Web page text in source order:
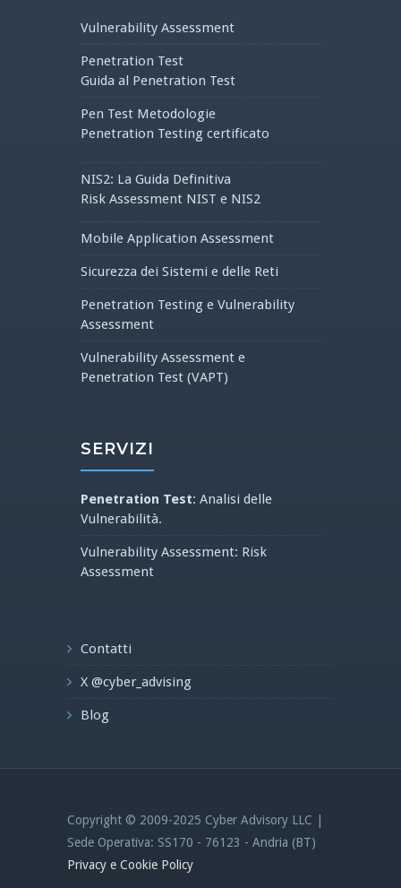
Vulnerability Assessment
Penetration Test
Guida al Penetration Test
Pen Test Metodologie
Penetration Testing certificato
NIS2: La Guida Definitiva
Risk Assessment NIST e NIS2
Mobile Application Assessment
Sicurezza dei Sistemi e delle Reti
Penetration Testing e Vulnerability
Assessment
Vulnerability Assessment e
Penetration Test (VAPT)
SERVIZI
Penetration Test: Analisi delle
Vulnerabilità.
Vulnerability Assessment: Risk
Assessment
Contatti
X @cyber_advising
Blog
Copyright © 2009-2025 Cyber Advisory LLC |
Sede Operativa: SS170 - 76123 - Andria (BT)
Privacy e Cookie Policy